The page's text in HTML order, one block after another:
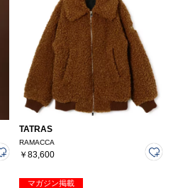
TATRAS
RAMACCA
￥83,600
マガジン掲載